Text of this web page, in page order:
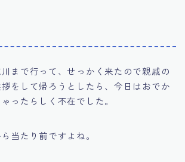
まで行って、せっかく来たので親戚の
をして帰ろうとしたら、今日はおでか
ったらしく不在でした。
当たり前ですよね。